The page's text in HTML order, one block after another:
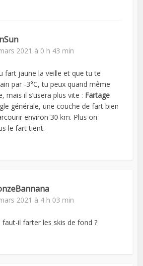
2021 à 0 h 43 min
fart jaune la veille et que tu te
par -3°C, tu peux quand même
mais il s’usera plus vite : Fartage
générale, une couche de fart bien
environ 30 km. Plus on
le fart tient.
2021 à 4 h 03 min
faut-il farter les skis de fond ?